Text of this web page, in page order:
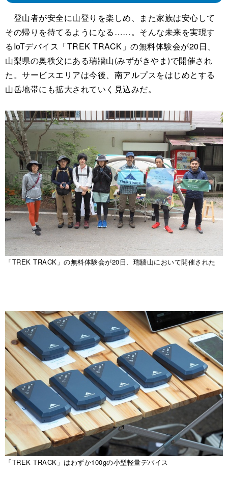
登山者が安全に山登りを楽しめ、また家族は安心して
その帰りを待てるようになる……。そんな未来を実現す
るIoTデバイス「TREK TRACK」の無料体験会が20日、
山梨県の奥秩父にある瑞牆山(みずがきやま)で開催され
た。サービスエリアは今後、南アルプスをはじめとする
山岳地帯にも拡大されていく見込みだ。
「TREK TRACK」の無料体験会が20日、瑞牆山において開催された
「TREK TRACK」はわずか100gの小型軽量デバイス